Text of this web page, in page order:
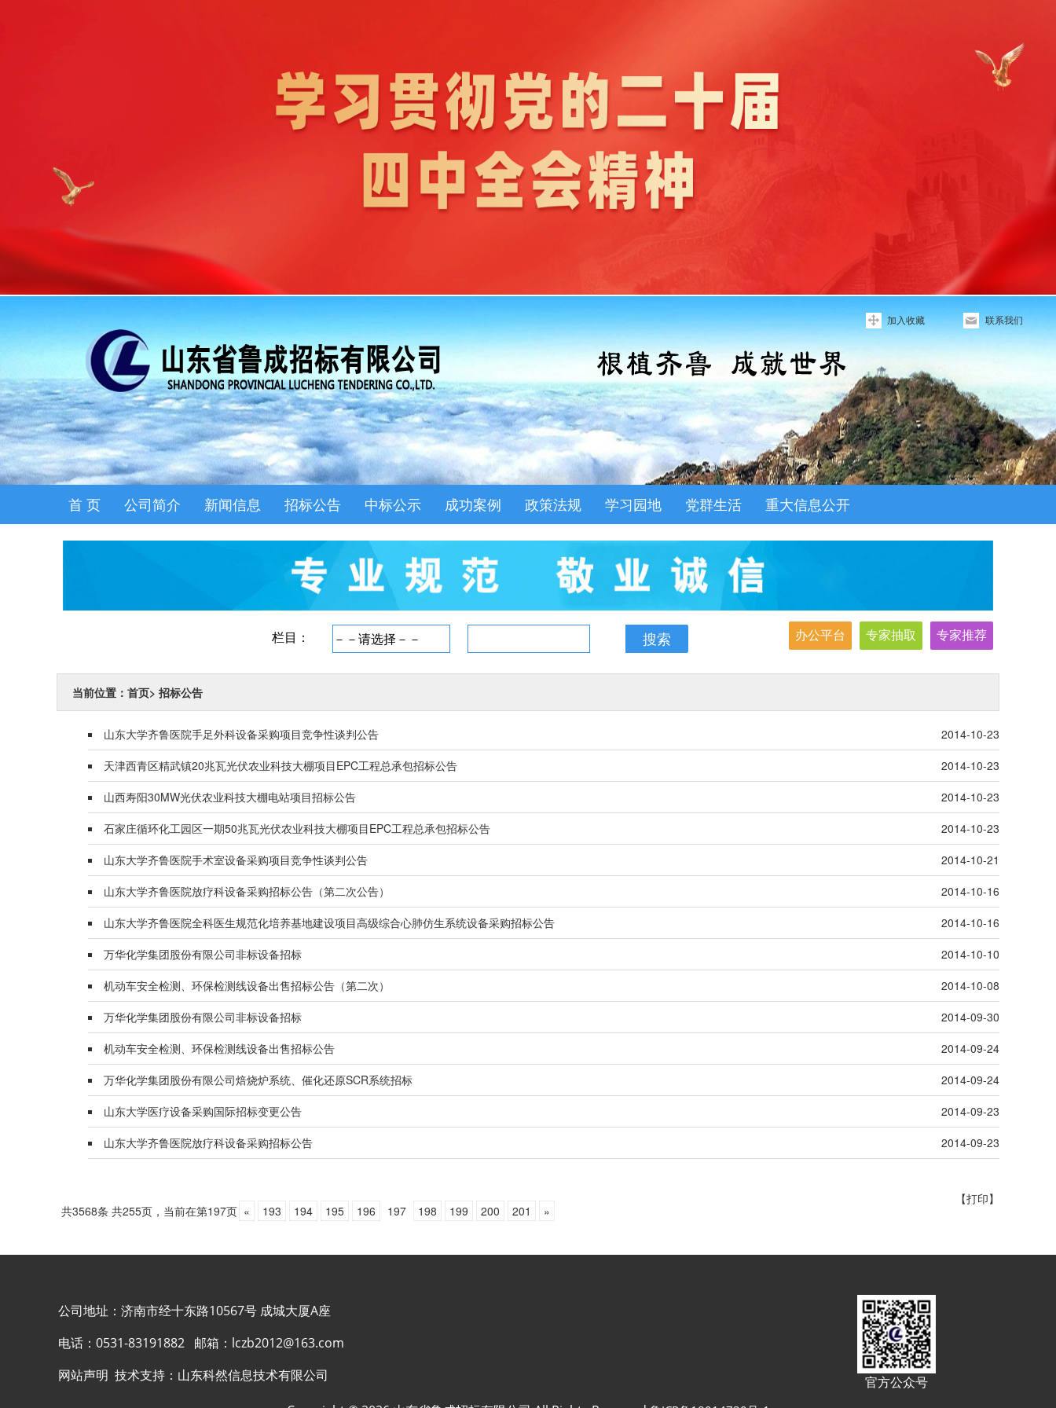
加入收藏 联系我们
首 页 公司简介 新闻信息 招标公告 中标公示 成功案例 政策法规 学习园地 党群生活 重大信息公开
当前位置：首页> 招标公告
山东大学齐鲁医院手足外科设备采购项目竞争性谈判公告
2014-10-23
天津西青区精武镇20兆瓦光伏农业科技大棚项目EPC工程总承包招标公告
2014-10-23
山西寿阳30MW光伏农业科技大棚电站项目招标公告
2014-10-23
石家庄循环化工园区一期50兆瓦光伏农业科技大棚项目EPC工程总承包招标公告
2014-10-23
山东大学齐鲁医院手术室设备采购项目竞争性谈判公告
2014-10-21
山东大学齐鲁医院放疗科设备采购招标公告（第二次公告）
2014-10-16
山东大学齐鲁医院全科医生规范化培养基地建设项目高级综合心肺仿生系统设备采购招标公告
2014-10-16
万华化学集团股份有限公司非标设备招标
2014-10-10
机动车安全检测、环保检测线设备出售招标公告（第二次）
2014-10-08
万华化学集团股份有限公司非标设备招标
2014-09-30
机动车安全检测、环保检测线设备出售招标公告
2014-09-24
万华化学集团股份有限公司焙烧炉系统、催化还原SCR系统招标
2014-09-24
山东大学医疗设备采购国际招标变更公告
2014-09-23
山东大学齐鲁医院放疗科设备采购招标公告
2014-09-23
【打印】
共3568条 共255页，当前在第197页 « 193 194 195 196 197 198 199 200 201 »
公司地址：济南市经十东路10567号 成城大厦A座
官方公众号
电话： 0531-83191882 邮箱： lczb2012@163.com
网站声明 技术支持： 山东科然信息技术有限公司